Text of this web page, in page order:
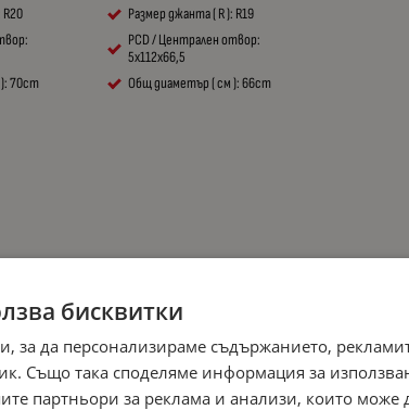
70cm
Размер джанта ( R ): R19
PCD / Централен отвор:
5x112x66,5
Общ диаметър ( см ): 66cm
бисквитки
за да персонализираме съдържанието,
Също така споделяме информация за
партньори за реклама и анализи, които може